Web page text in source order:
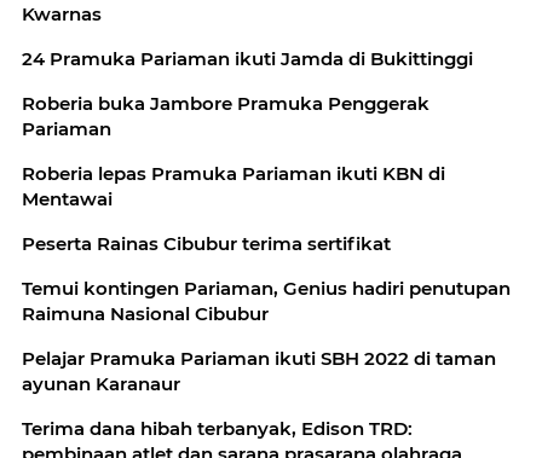
Kwarnas
24 Pramuka Pariaman ikuti Jamda di Bukittinggi
Roberia buka Jambore Pramuka Penggerak
Pariaman
Roberia lepas Pramuka Pariaman ikuti KBN di
Mentawai
Peserta Rainas Cibubur terima sertifikat
Temui kontingen Pariaman, Genius hadiri penutupan
Raimuna Nasional Cibubur
Pelajar Pramuka Pariaman ikuti SBH 2022 di taman
ayunan Karanaur
Terima dana hibah terbanyak, Edison TRD: